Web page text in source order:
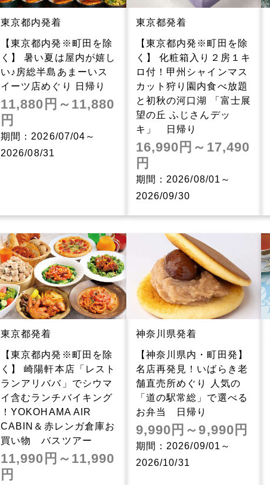
東京都内発着
【東京都内発※町田を除
く】 暑い夏は屋内が嬉し
い♪房総半島あまーいス
イーツ店めぐり 日帰り
11,880円～11,880
円
期間：2026/07/04～
2026/08/31
東京都発着
【東京都内発※町田を除
く】 化粧箱入り２房１キ
ロ付！甲州シャインマス
カット狩り園内食べ放題
と初秋の河口湖 「富士展
望の丘 ふじさんデッ
キ」 日帰り
16,990円～17,490
円
期間：2026/08/01～
2026/09/30
東京都発着
【東京都内発※町田を除
く】 崎陽軒本店「レスト
ランアリババ」でシウマ
イ含むランチバイキング
！YOKOHAMA AIR
CABIN＆赤レンガ倉庫お
買い物 バスツアー
11,990円～11,990
円
神奈川県発着
【神奈川県内・町田発】
名店再発見！いばらき老
舗直売所めぐり 人気の
「道の駅常総」で選べる
お弁当 日帰り
9,990円～9,990円
期間：2026/09/01～
2026/10/31